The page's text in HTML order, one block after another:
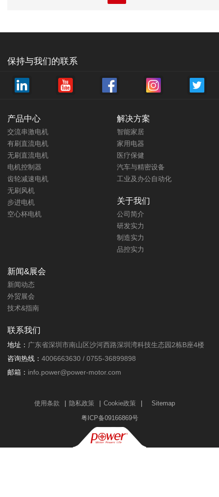
保持与我们的联系
产品中心
交流串激电机
有刷直流电机
无刷直流电机
电机控制器
齿轮减速电机
无刷风机
步进电机
空心杯电机
解决方案
智能家居
家用电器
医疗保健
汽车与精密设备
工业及办公自动化
关于我们
公司简介
研发实力
制造实力
品控实力
新闻&展会
新闻动态
外贸展会
技术&指南
联系我们
地址： 广东省深圳市南山区沙河西路深圳湾科技生态园2栋B座4楼
咨询热线： 4006663630 / 0755-36899898
邮箱： info.power@power-motor.com
使用条款 隐私政策 Cookie政策
Sitemap
粤ICP备09166869号